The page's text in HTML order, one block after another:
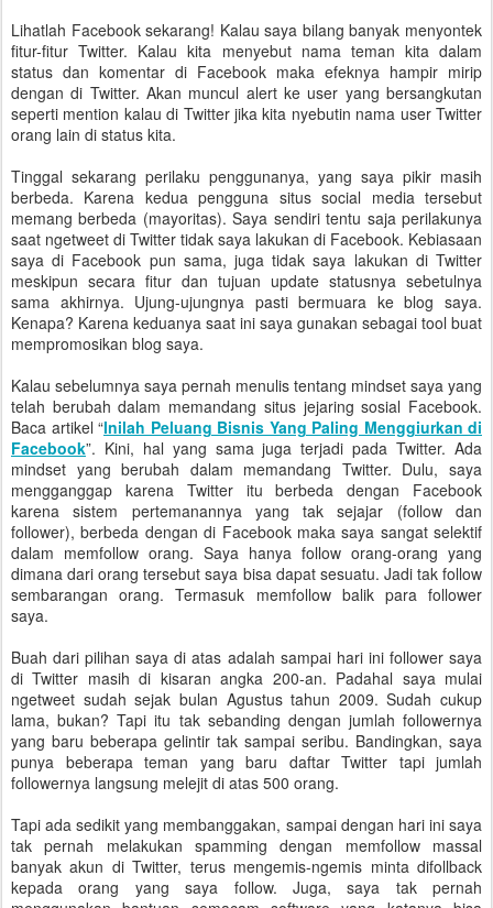
Lihatlah Facebook sekarang! Kalau saya bilang banyak menyontek
fitur-fitur Twitter. Kalau kita menyebut nama teman kita dalam
status dan komentar di Facebook maka efeknya hampir mirip
dengan di Twitter. Akan muncul alert ke user yang bersangkutan
seperti mention kalau di Twitter jika kita nyebutin nama user Twitter
orang lain di status kita.
Tinggal sekarang perilaku penggunanya, yang saya pikir masih
berbeda. Karena kedua pengguna situs social media tersebut
memang berbeda (mayoritas). Saya sendiri tentu saja perilakunya
saat ngetweet di Twitter tidak saya lakukan di Facebook. Kebiasaan
saya di Facebook pun sama, juga tidak saya lakukan di Twitter
meskipun secara fitur dan tujuan update statusnya sebetulnya
sama akhirnya. Ujung-ujungnya pasti bermuara ke blog saya.
Kenapa? Karena keduanya saat ini saya gunakan sebagai tool buat
mempromosikan blog saya.
Kalau sebelumnya saya pernah menulis tentang mindset saya yang
telah berubah dalam memandang situs jejaring sosial Facebook.
Baca artikel “Inilah Peluang Bisnis Yang Paling Menggiurkan di
Facebook”. Kini, hal yang sama juga terjadi pada Twitter. Ada
mindset yang berubah dalam memandang Twitter. Dulu, saya
mengganggap karena Twitter itu berbeda dengan Facebook
karena sistem pertemanannya yang tak sejajar (follow dan
follower), berbeda dengan di Facebook maka saya sangat selektif
dalam memfollow orang. Saya hanya follow orang-orang yang
dimana dari orang tersebut saya bisa dapat sesuatu. Jadi tak follow
sembarangan orang. Termasuk memfollow balik para follower
saya.
Buah dari pilihan saya di atas adalah sampai hari ini follower saya
di Twitter masih di kisaran angka 200-an. Padahal saya mulai
ngetweet sudah sejak bulan Agustus tahun 2009. Sudah cukup
lama, bukan? Tapi itu tak sebanding dengan jumlah followernya
yang baru beberapa gelintir tak sampai seribu. Bandingkan, saya
punya beberapa teman yang baru daftar Twitter tapi jumlah
followernya langsung melejit di atas 500 orang.
Tapi ada sedikit yang membanggakan, sampai dengan hari ini saya
tak pernah melakukan spamming dengan memfollow massal
banyak akun di Twitter, terus mengemis-ngemis minta difollback
kepada orang yang saya follow. Juga, saya tak pernah